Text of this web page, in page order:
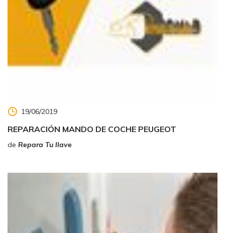
19/06/2019
REPARACIÓN MANDO DE COCHE PEUGEOT
de Repara Tu llave